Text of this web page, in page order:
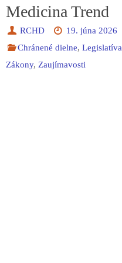
Medicina Trend
RCHD
19. júna 2026
Chránené dielne,Legislatíva
Zákony, Zaujímavosti